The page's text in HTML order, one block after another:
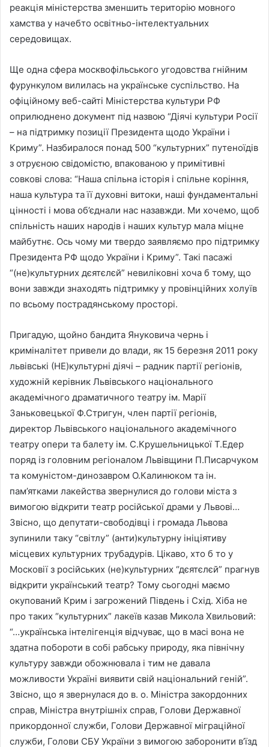
реакція міністерства зменшить територію мовного
хамства у начебто освітньо-інтелектуальних
середовищах.
Ще одна сфера москвофільського угодовства гнійним
фурункулом вилилась на українське суспільство. На
офіційному веб-сайті Міністерства культури РФ
оприлюднено документ під назвою “Діячі культури Росії
– на підтримку позиції Президента щодо України і
Криму”. Назбиралося понад 500 “культурних” путеноїдів
з отруєною свідомістю, впакованою у примітивні
совкові слова: “Наша спільна історія і спільне коріння,
наша культура та її духовні витоки, наші фундаментальні
цінності і мова об’єднали нас назавжди. Ми хочемо, щоб
спільність наших народів і наших культур мала міцне
майбутнє. Ось чому ми твердо заявляємо про підтримку
Президента РФ щодо України і Криму”. Такі пасажі
“(не)культурних дєятєлєй” невиліковні хоча б тому, що
вони завжди знаходять підтримку у провінційних холуїв
по всьому пострадянському просторі.
Пригадую, щойно бандита Януковича чернь і
криміналітет привели до влади, як 15 березня 2011 року
львівські (НЕ)культурні діячі – радник партії регіонів,
художній керівник Львівського національного
академічного драматичного театру ім. Марії
Заньковецької Ф.Стригун, член партії регіонів,
директор Львівського національного академічного
театру опери та балету ім. С.Крушельницької Т.Едер
поряд із головним регіоналом Львівщини П.Писарчуком
та комуністом-динозавром О.Калинюком та ін.
пам’ятками лакейства звернулися до голови міста з
вимогою відкрити театр російської драми у Львові…
Звісно, що депутати-свободівці і громада Львова
зупинили таку “світлу” (анти)культурну ініціятиву
місцевих культурних трубадурів. Цікаво, хто б то у
Московії з російських (не)культурних “дєятєлєй” прагнув
відкрити український театр? Тому сьогодні маємо
окупований Крим і загрожений Південь і Схід. Хіба не
про таких “культурних” лакеїв казав Микола Хвильовий:
“…українська інтелігенція відчуває, що в масі вона не
здатна побороти в собі рабську природу, яка північну
культуру завжди обожнювала і тим не давала
можливости Україні виявити свій національний геній”.
Звісно, що я звернулася до в. о. Міністра закордонних
справ, Міністра внутрішніх справ, Голови Державної
прикордонної служби, Голови Державної міграційної
служби, Голови СБУ України з вимогою заборонити в’їзд